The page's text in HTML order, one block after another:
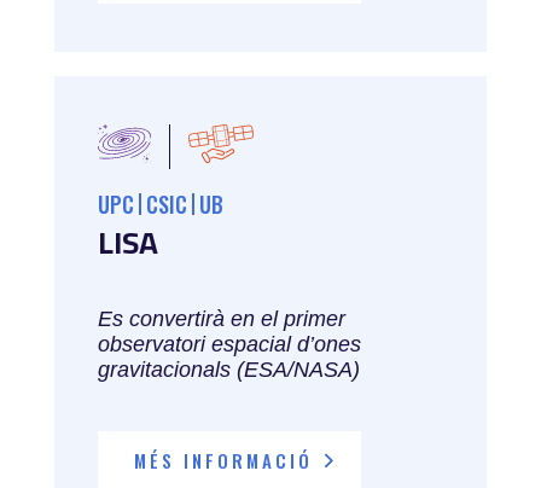
UPC CSIC UB
LISA
Es convertirà en el primer
observatori espacial d’ones
gravitacionals (ESA/NASA)
MÉS INFORMACIÓ